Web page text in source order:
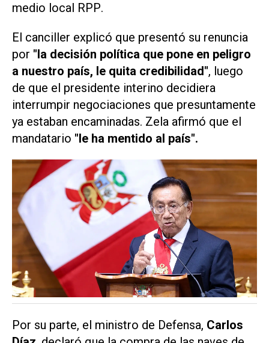
medio local RPP.
El canciller explicó que presentó su renuncia
por "la decisión política que pone en peligro
a nuestro país, le quita credibilidad", luego
de que el presidente interino decidiera
interrumpir negociaciones que presuntamente
ya estaban encaminadas. Zela afirmó que el
mandatario "le ha mentido al país".
Por su parte, el ministro de Defensa, Carlos